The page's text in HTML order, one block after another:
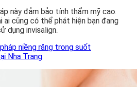
này đảm bảo tính thẩm mỹ cao.
ai cũng có thể phát hiện bạn đang
dụng invisalign.
niềng răng trong suốt
Nha Trang